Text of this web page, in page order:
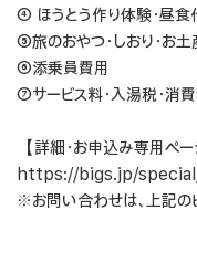
④ ほうとう作り体験・昼食
⑤旅のおやつ・しおり・お土
⑥添乗員費用
⑦サービス料・入湯税・消
【詳細・お申込み専用ペー
https://bigs.jp/
※お問い合わせは、上記の